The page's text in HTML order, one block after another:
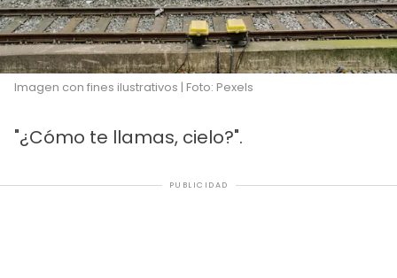
Imagen con fines ilustrativos | Foto: Pexels
"¿Cómo te llamas, cielo?".
PUBLICIDAD